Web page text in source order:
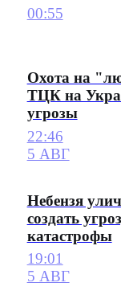
00:55
Охота на
ТЦК на
угрозы
22:46
5 АВГ
Небензя
создать
катастрофы
19:01
5 АВГ